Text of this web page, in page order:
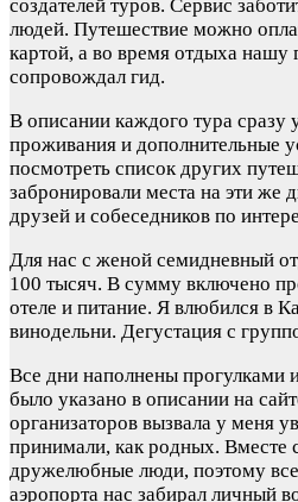
создателей туров. Сервис
людей. Путешествие можно
картой, а во время отдыха нашу
сопровождал гид.
В описании каждого тура сразу
проживания и дополнительные
посмотреть список других
забронировали места на эти
друзей и собеседников по
Для нас с женой семидневный
100 тысяч. В сумму включено
отеле и питание. Я влюбился в
винодельни. Дегустация с
Все дни наполнены прогулками
было указано в описании на
организаторов вызвала у меня
принимали, как родных. Вместе
дружелюбные люди, поэтому
аэропорта нас забирал личный